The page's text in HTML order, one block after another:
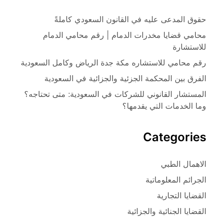
حقوق المدعى عليه في القانون السعودي كاملةً
محامي قضايا مخدرات الدمام | رقم محامي الدمام
للاستشارة
رقم محامي للاستشاره مكة جدة الرياض وكامل السعودية
الفرق بين المحكمة الجزئية والجزائية في السعودية
المستشار القانوني للشركات في السعودية: متى تحتاجه؟
وما الخدمات التي يقدمها؟
Categories
الاهمال الطبي
الجرائم المعلوماتية
القضايا التجارية
القضايا الجنائية والجزائية